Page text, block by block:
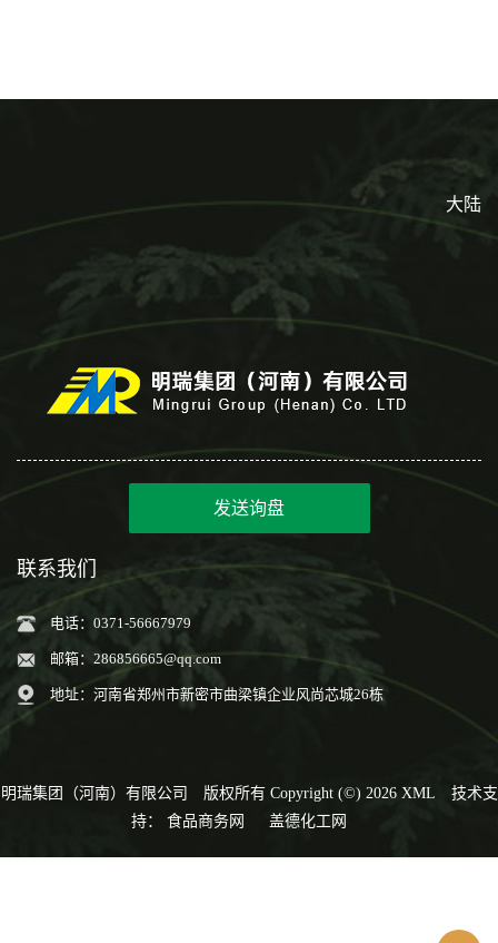
大陆
发送询盘
联系我们
电话：0371-56667979
邮箱： 286856665@qq.com
地址：河南省郑州市新密市曲梁镇企业风尚芯城26栋
明瑞集团（河南）有限公司 版权所有 Copyright (©) 2026 XML
技术支
持： 食品商务网 盖德化工网